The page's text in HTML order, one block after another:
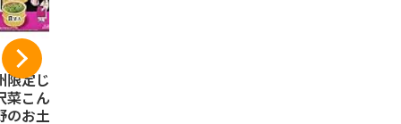
限定じゃがりこ
菜こんぶ味 信州
のお土産 スナッ